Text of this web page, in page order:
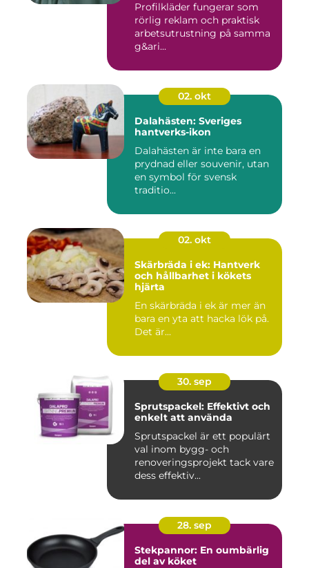
Profilkläder fungerar som
rörlig reklam och praktisk
arbetsutrustning på samma
g&ari...
02. okt
Dalahästen: Sveriges
hantverks-ikon
Dalahästen är inte bara en
prydnad eller souvenir, utan
en symbol för svensk
traditio...
02. okt
Skärbräda i ek: Hantverk
och hållbarhet i kökets
hjärta
En skärbräda i ek är mer än
bara en yta att hacka lök på.
Det är...
30. sep
Sprutspackel: Effektivt och
enkelt att använda
Sprutspackel är ett populärt
val inom bygg- och
renoveringsprojekt tack vare
dess effektiv...
28. sep
Stekpannor: En oumbärlig
del av köket